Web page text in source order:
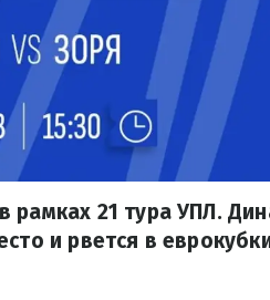
рамках 21 тура УПЛ.
и рвется в